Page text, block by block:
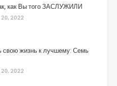
как Вы того ЗАСЛУЖИЛИ
20, 2022
свою жизнь к лучшему: Семь
20, 2022